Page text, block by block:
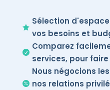

Sélection
vos besoins et

Comparez
services, pour

Nous négocions
nos relations